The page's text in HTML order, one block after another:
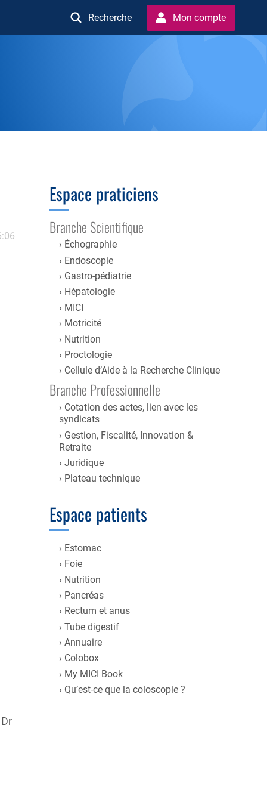
Recherche Mon compte
Espace praticiens
Branche Scientifique
Échographie
Endoscopie
Gastro-pédiatrie
Hépatologie
MICI
Motricité
Nutrition
Proctologie
Cellule d’Aide à la Recherche Clinique
Branche Professionnelle
Cotation des actes, lien avec les
syndicats
Gestion, Fiscalité, Innovation &
Retraite
Juridique
Plateau technique
Espace patients
Estomac
Foie
Nutrition
Pancréas
Rectum et anus
Tube digestif
Annuaire
Colobox
My MICI Book
Qu’est-ce que la coloscopie ?